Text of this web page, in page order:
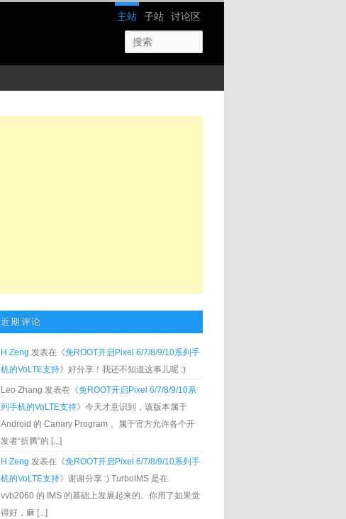
网站导航
主站 子站 讨论区
近期评论
H Zeng 发表在《免ROOT开启Pixel 6/7/8/9/10系列手
机的VoLTE支持》好分享！我还不知道这事儿呢 :)
Leo Zhang 发表在《免ROOT开启Pixel 6/7/8/9/10系
列手机的VoLTE支持》今天才意识到，该版本属于
Android 的 Canary Program， 属于官方允许各个开
发者“折腾”的 [...]
H Zeng 发表在《免ROOT开启Pixel 6/7/8/9/10系列手
机的VoLTE支持》谢谢分享 :) TurboIMS 是在
vvb2060 的 IMS 的基础上发展起来的。你用了如果觉
得好，麻 [...]